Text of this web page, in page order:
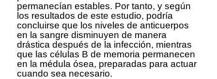
permanecían estables. Por tanto, y según
los resultados de este estudio, podría
concluirse que los niveles de anticuerpos
en la sangre disminuyen de manera
drástica después de la infección, mientras
que las células B de memoria permanecen
en la médula ósea, preparadas para actuar
cuando sea necesario.